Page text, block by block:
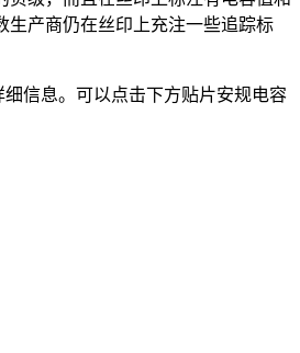
生产商仍在丝印上充注一些追踪标
信息。可以点击下方贴片安规电容